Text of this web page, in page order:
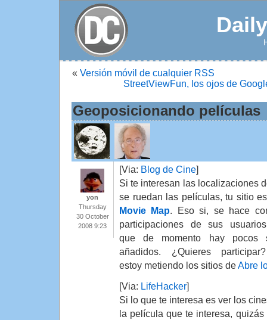
« Versión móvil de cualquier RSS
StreetViewFun, los ojos de
Geoposicionando películas
yon
Thursday
30 October
2008 9:23
[Via: Blog de Cine]
Si te interesan las localizaciones
se ruedan las películas, tu sitio
Movie Map . Eso si, se hace
participaciones de sus
que de momento hay pocos
añadidos. ¿Quieres
estoy metiendo los sitios de Abre
[Via: LifeHacker]
Si lo que te interesa es ver los
la película que te interesa,